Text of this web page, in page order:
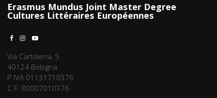
Erasmus Mundus Joint Master Degree
Cultures Littéraires Européennes
Via Cartoleria, 5
40124 Bologna
P.IVA 01131710376
C.F. 80007010376